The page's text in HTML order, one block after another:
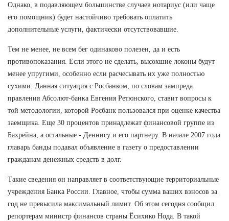
Однако, в подавляющем большинстве случаев нотариус (или чаще
его помощник) будет настойчиво требовать оплатить
дополнительные услуги, фактически отсутствовавшие.
Тем не менее, не всем бег одинаково полезен, да и есть
противопоказания. Если этого не сделать, высохшие локоны будут
менее упругими, особенно если расчесывать их уже полностью
сухими. Данная ситуация с Росбанком, по словам зампреда
правления Абсолют-банка Евгения Ретюнского, ставит вопросы к
той методологии, которой Росбанк пользовался при оценке качества
заемщика. Еще 30 процентов принадлежат финансовой группе из
Бахрейна, а остальные - Деннису и его партнеру. В начале 2007 года
главарь банды подавал объявление в газету о предоставлении
гражданам денежных средств в долг.
Такие сведения он направляет в соответствующие территориальные
учреждения Банка России. Главное, чтобы сумма ваших взносов за
год не превысила максимальный лимит. Об этом сегодня сообщил
репортерам министр финансов страны Ёсихико Нода. В такой